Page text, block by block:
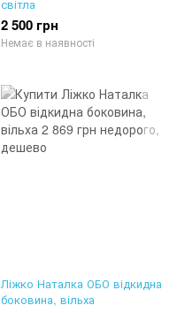
світла
2 500 грн
Немає в наявності
Ліжко Наталка ОБО відкидна
боковина, вільха